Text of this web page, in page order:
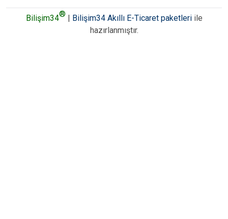
Bilişim34® | Bilişim34 Akıllı E-Ticaret paketleriile
hazırlanmıştır.